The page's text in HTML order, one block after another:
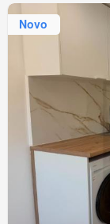
Novo